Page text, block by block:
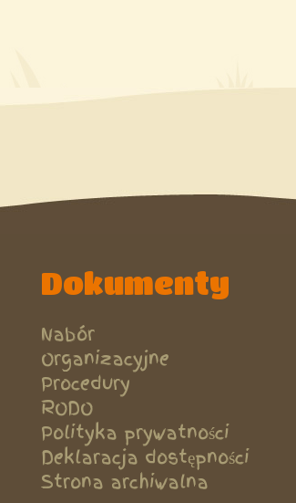
Dokumenty
Nabór
Organizacyjne
Procedury
RODO
Polityka prywatności
Deklaracja dostępności
Strona archiwalna